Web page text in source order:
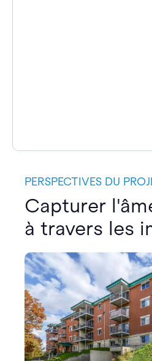
PERSPECTIVES DU
Capturer
à travers les